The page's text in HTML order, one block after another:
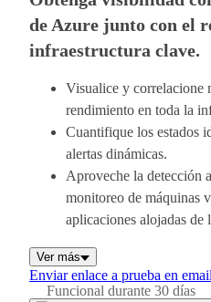
de Azure junto con el
infraestructura clave.
Visualice y correlacione
rendimiento en toda la
Cuantifique los estados
alertas dinámicas.
Aproveche la detección
monitoreo de máquinas
aplicaciones alojadas de
Ver más
Enviar enlace a prueba en email
Funcional durante 30 días